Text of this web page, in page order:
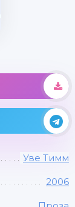
Уве Тимм
2006